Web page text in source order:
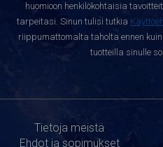
huomioon henkilökohtaisia
tarpeitasi. Sinun tulisi tutkia
riippumattomalta taholta ennen
tuotteilla sinulle
Tietoja meistä
Ehdot ja sopimukset